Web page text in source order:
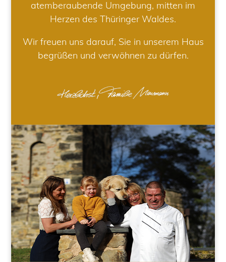
atemberaubende Umgebung, mitten im
Herzen des Thüringer Waldes.
Wir freuen uns darauf, Sie in unserem Haus
begrüßen und verwöhnen zu dürfen.